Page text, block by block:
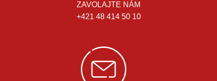
ZAVOLAJTE NÁM
+421 48 414 50 10